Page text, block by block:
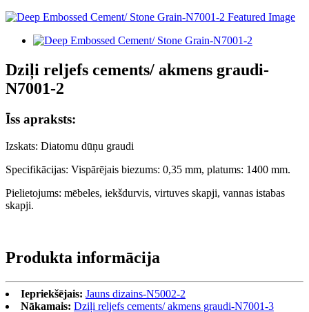
Dziļi reljefs cements/ akmens graudi-
N7001-2
Īss apraksts:
Izskats: Diatomu dūņu graudi
Specifikācijas: Vispārējais biezums: 0,35 mm, platums: 1400 mm.
Pielietojums: mēbeles, iekšdurvis, virtuves skapji, vannas istabas
skapji.
Produkta informācija
Iepriekšējais: Jauns dizains-N5002-2
Nākamais: Dziļi reljefs cements/ akmens graudi-N7001-3